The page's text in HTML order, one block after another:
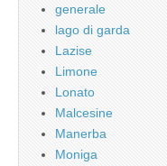
generale
lago di garda
Lazise
Limone
Lonato
Malcesine
Manerba
Moniga